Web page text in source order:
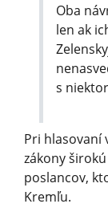
Oba
len ak
s
Pri hlasovaní
zákony
poslancov,
Kremľu.